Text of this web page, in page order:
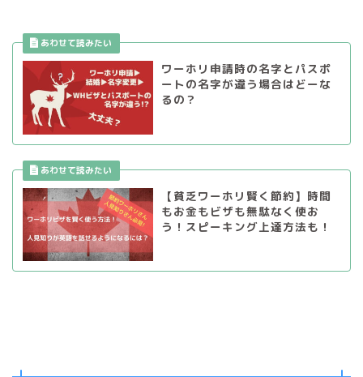
ワーホリ申請時の名字とパスポ
ートの名字が違う場合はどーな
るの？
【貧乏ワーホリ賢く節約】時間
もお金もビザも無駄なく使お
う！スピーキング上達方法も！